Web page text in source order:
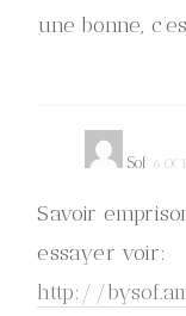
une bonne,
Sof 6
Savoir
essayer voir:
http://